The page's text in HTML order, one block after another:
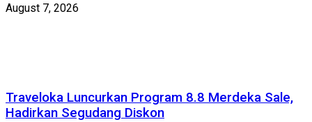
August 7, 2026
Traveloka Luncurkan Program 8.8 Merdeka Sale,
Hadirkan Segudang Diskon